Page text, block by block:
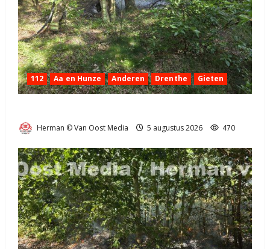
112 Aa en Hunze Anderen Drenthe Gieten
Herman © Van Oost Media 5 augustus 2026 470